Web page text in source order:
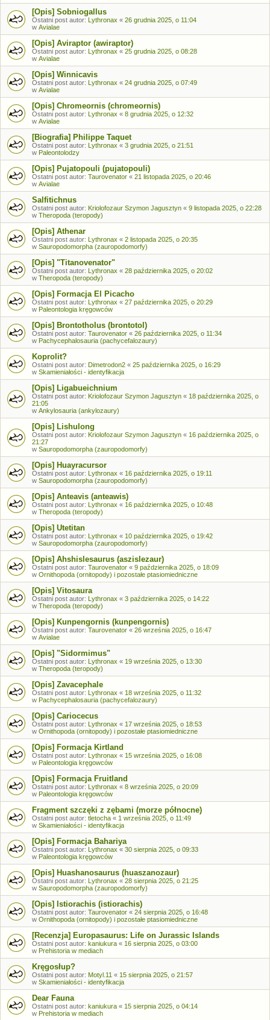
[Opis] Sobniogallus
Ostatni post autor: Lythronax « 26 grudnia 2025, o 11:04
w Avialae
[Opis] Aviraptor (awiraptor)
Ostatni post autor: Lythronax « 25 grudnia 2025, o 08:28
w Avialae
[Opis] Winnicavis
Ostatni post autor: Lythronax « 24 grudnia 2025, o 07:49
w Avialae
[Opis] Chromeornis (chromeornis)
Ostatni post autor: Lythronax « 8 grudnia 2025, o 12:32
w Avialae
[Biografia] Philippe Taquet
Ostatni post autor: Lythronax « 3 grudnia 2025, o 21:51
w Paleontolodzy
[Opis] Pujatopouli (pujatopouli)
Ostatni post autor: Taurovenator « 21 listopada 2025, o 20:46
w Avialae
Salfitichnus
Ostatni post autor: Kriolofozaur Szymon Jagusztyn « 9 listopada 2025, o 22:28
w Theropoda (teropody)
[Opis] Athenar
Ostatni post autor: Lythronax « 2 listopada 2025, o 20:35
w Sauropodomorpha (zauropodomorfy)
[Opis] "Titanovenator"
Ostatni post autor: Lythronax « 28 października 2025, o 20:02
w Theropoda (teropody)
[Opis] Formacja El Picacho
Ostatni post autor: Lythronax « 27 października 2025, o 20:29
w Paleontologia kręgowców
[Opis] Brontotholus (brontotol)
Ostatni post autor: Taurovenator « 26 października 2025, o 11:34
w Pachycephalosauria (pachycefalozaury)
Koprolit?
Ostatni post autor: Dimetrodon2 « 25 października 2025, o 16:29
w Skamieniałości - identyfikacja
[Opis] Ligabueichnium
Ostatni post autor: Kriolofozaur Szymon Jagusztyn « 18 października 2025, o
21:05
w Ankylosauria (ankylozaury)
[Opis] Lishulong
Ostatni post autor: Kriolofozaur Szymon Jagusztyn « 16 października 2025, o
21:27
w Sauropodomorpha (zauropodomorfy)
[Opis] Huayracursor
Ostatni post autor: Lythronax « 16 października 2025, o 19:11
w Sauropodomorpha (zauropodomorfy)
[Opis] Anteavis (anteawis)
Ostatni post autor: Lythronax « 16 października 2025, o 10:48
w Theropoda (teropody)
[Opis] Utetitan
Ostatni post autor: Lythronax « 10 października 2025, o 19:42
w Sauropodomorpha (zauropodomorfy)
[Opis] Ahshislesaurus (aszislezaur)
Ostatni post autor: Taurovenator « 9 października 2025, o 18:09
w Ornithopoda (ornitopody) i pozostałe ptasiomiedniczne
[Opis] Vitosaura
Ostatni post autor: Lythronax « 3 października 2025, o 14:22
w Theropoda (teropody)
[Opis] Kunpengornis (kunpengornis)
Ostatni post autor: Taurovenator « 26 września 2025, o 16:47
w Avialae
[Opis] "Sidormimus"
Ostatni post autor: Lythronax « 19 września 2025, o 13:30
w Theropoda (teropody)
[Opis] Zavacephale
Ostatni post autor: Lythronax « 18 września 2025, o 11:32
w Pachycephalosauria (pachycefalozaury)
[Opis] Cariocecus
Ostatni post autor: Lythronax « 17 września 2025, o 18:53
w Ornithopoda (ornitopody) i pozostałe ptasiomiedniczne
[Opis] Formacja Kirtland
Ostatni post autor: Lythronax « 15 września 2025, o 16:08
w Paleontologia kręgowców
[Opis] Formacja Fruitland
Ostatni post autor: Lythronax « 8 września 2025, o 20:09
w Paleontologia kręgowców
Fragment szczęki z zębami (morze północne)
Ostatni post autor: tletocha « 1 września 2025, o 11:49
w Skamieniałości - identyfikacja
[Opis] Formacja Bahariya
Ostatni post autor: Lythronax « 30 sierpnia 2025, o 09:33
w Paleontologia kręgowców
[Opis] Huashanosaurus (huaszanozaur)
Ostatni post autor: Lythronax « 28 sierpnia 2025, o 21:25
w Sauropodomorpha (zauropodomorfy)
[Opis] Istiorachis (istiorachis)
Ostatni post autor: Taurovenator « 24 sierpnia 2025, o 16:48
w Ornithopoda (ornitopody) i pozostałe ptasiomiedniczne
[Recenzja] Europasaurus: Life on Jurassic Islands
Ostatni post autor: kaniukura « 16 sierpnia 2025, o 03:00
w Prehistoria w mediach
Kręgosłup?
Ostatni post autor: Motyl.11 « 15 sierpnia 2025, o 21:57
w Skamieniałości - identyfikacja
Dear Fauna
Ostatni post autor: kaniukura « 15 sierpnia 2025, o 04:14
w Prehistoria w mediach